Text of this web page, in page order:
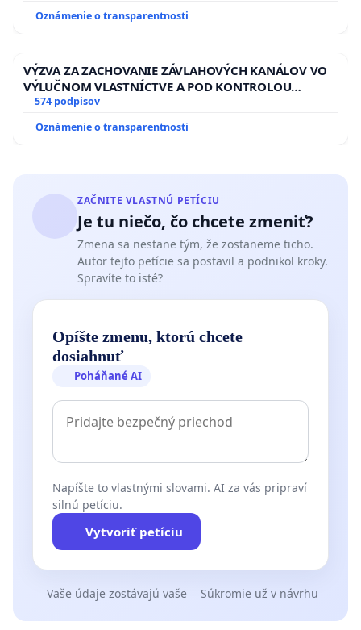
Oznámenie o transparentnosti
VÝZVA ZA ZACHOVANIE ZÁVLAHOVÝCH KANÁLOV VO
VÝLUČNOM VLASTNÍCTVE A POD KONTROLOU
SLOVENSKEJ REPUBLIKY & žiadosť na riešenie
kanálov na Slovensku
574 podpisov
Oznámenie o transparentnosti
ZAČNITE VLASTNÚ PETÍCIU
Je tu niečo, čo chcete zmeniť?
Zmena sa nestane tým, že zostaneme ticho.
Autor tejto petície sa postavil a podnikol kroky.
Spravíte to isté?
Opíšte zmenu, ktorú chcete
dosiahnuť
Poháňané AI
Napíšte to vlastnými slovami. AI za vás pripraví
silnú petíciu.
Vytvoriť petíciu
Vaše údaje zostávajú vaše Súkromie už v návrhu